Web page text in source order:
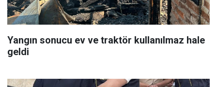
Yangın sonucu ev ve traktör kullanılmaz hale
geldi